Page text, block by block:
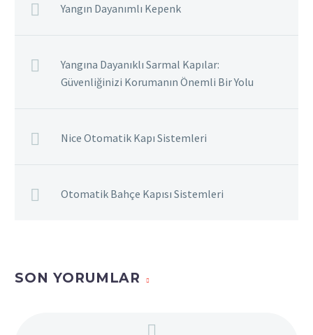
Yangın Dayanımlı Kepenk
Yangına Dayanıklı Sarmal Kapılar:
Güvenliğinizi Korumanın Önemli Bir Yolu
Nice Otomatik Kapı Sistemleri
Otomatik Bahçe Kapısı Sistemleri
SON YORUMLAR